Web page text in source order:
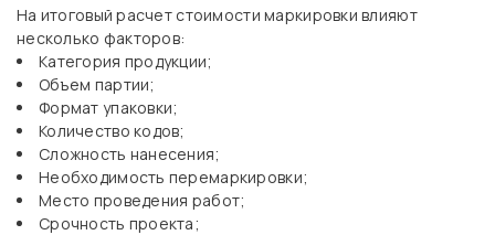
На итоговый расчет стоимости маркировки влияют
несколько факторов:
Категория продукции;
Объем партии;
Формат упаковки;
Количество кодов;
Сложность нанесения;
Необходимость перемаркировки;
Место проведения работ;
Срочность проекта;